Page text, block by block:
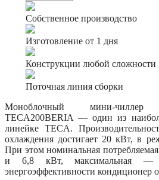
Собственное производство
Изготовление от 1 дня
Конструкции любой сложности
Поточная линия сборки
Моноблочный мини-
TECA200BERIA — один из
линейке TECA.
охлаждения достигает 20 кВт, в
При этом номинальная
и 6,8 кВт, максимальная
энергоэффективности кондиционер